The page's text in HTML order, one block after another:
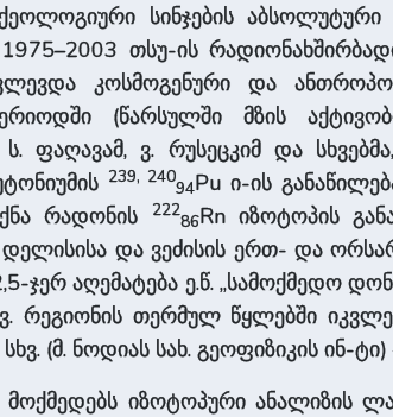
სინჯების აბსოლუტური
თსუ-ის
კოსმოგენური და
(წარსულში მზის
ფაღავამ, ვ. რუსეცკიმ და
239, 240
94Pu ი-ის
რადონის
222
86Rn იზოტოპის
და ვეძისის ერთ- და
ჯერ აღემატება ე.წ. „სამოქმედო
რეგიონის თერმულ წყლებში
(მ. ნოდიას სახ. გეოფიზიკის ინ-
იზოტოპური ანალიზის